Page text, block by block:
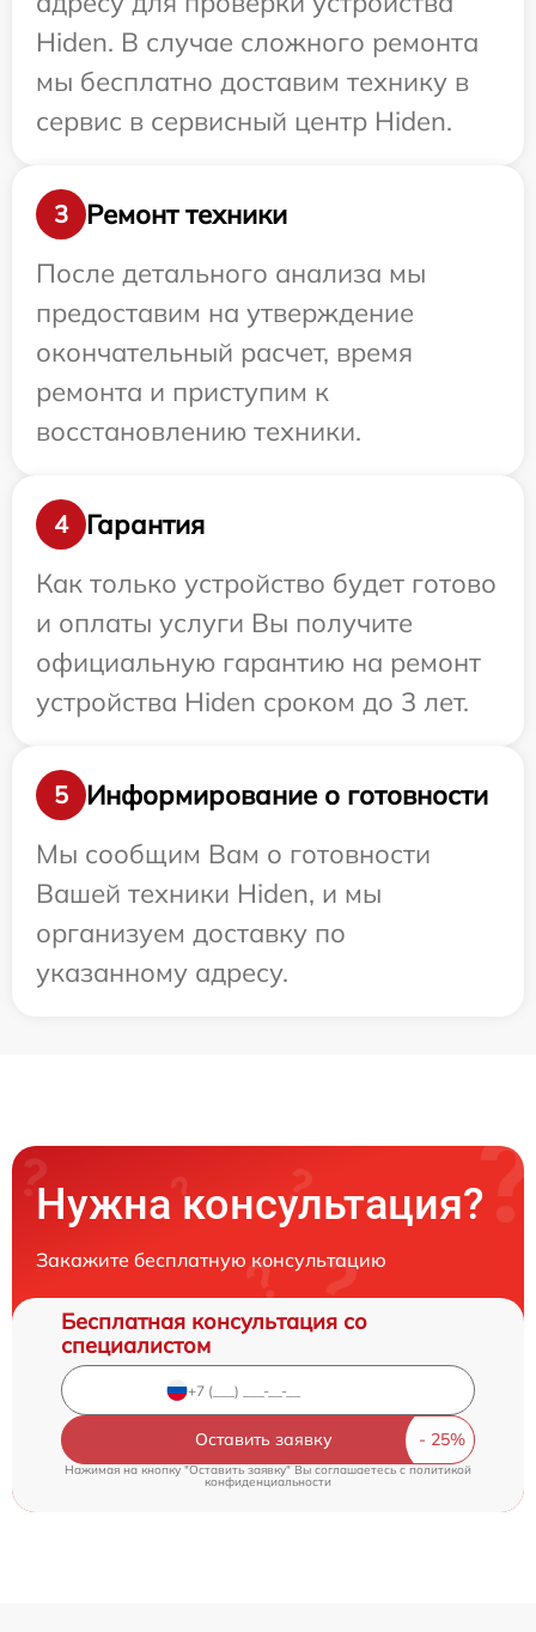
Hiden. В случае сложного ремонта
мы бесплатно доставим технику в
сервис в сервисный центр Hiden.
3
Ремонт техники
После детального анализа мы
предоставим на утверждение
окончательный расчет, время
ремонта и приступим к
восстановлению техники.
4
Гарантия
Как только устройство будет готово
и оплаты услуги Вы получите
официальную гарантию на ремонт
устройства Hiden сроком до 3 лет.
5
Информирование о готовности
Мы сообщим Вам о готовности
Вашей техники Hiden, и мы
организуем доставку по
указанному адресу.
Нужна консультация?
Закажите бесплатную консультацию
Бесплатная консультация со
специалистом
Оставить заявку
Нажимая на кнопку "Оставить заявку" Вы соглашаетесь c политикой
конфиденциальности